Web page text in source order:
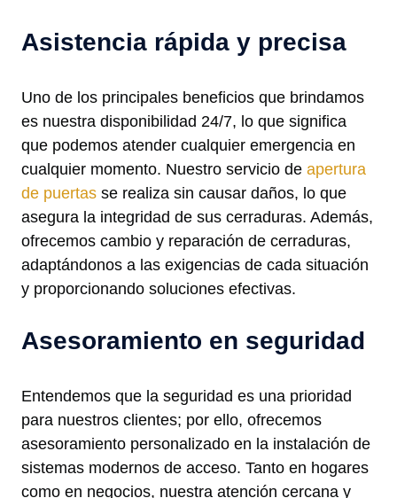
Asistencia rápida y precisa
Uno de los principales beneficios que brindamos
es nuestra disponibilidad 24/7, lo que significa
que podemos atender cualquier emergencia en
cualquier momento. Nuestro servicio de apertura
de puertas se realiza sin causar daños, lo que
asegura la integridad de sus cerraduras. Además,
ofrecemos cambio y reparación de cerraduras,
adaptándonos a las exigencias de cada situación
y proporcionando soluciones efectivas.
Asesoramiento en seguridad
Entendemos que la seguridad es una prioridad
para nuestros clientes; por ello, ofrecemos
asesoramiento personalizado en la instalación de
sistemas modernos de acceso. Tanto en hogares
como en negocios, nuestra atención cercana y